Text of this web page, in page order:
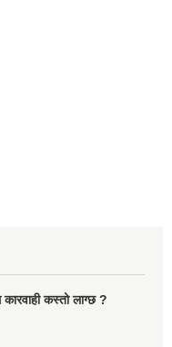
कारवाही कस्तो लाग्छ ?